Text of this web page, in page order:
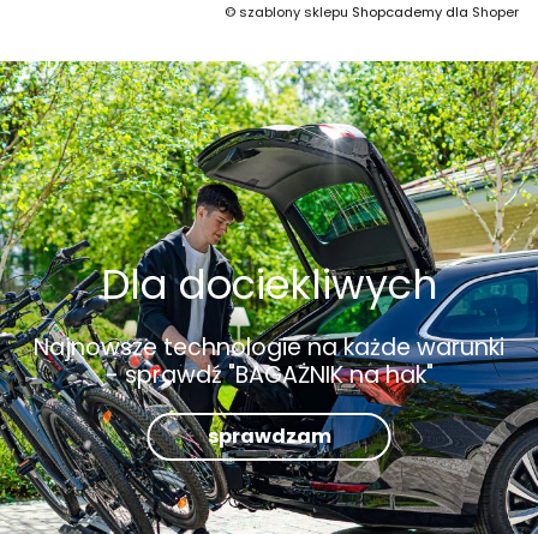
©szablony sklepu Shopcademy dla Shoper
Dla dociekliwych
Najnowsze technologie na każde warunki
- sprawdź "BAGAŻNIK na hak"
sprawdzam